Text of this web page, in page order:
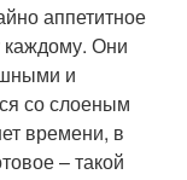
аппетитное
каждому. Они
и
со слоеным
времени, в
– такой